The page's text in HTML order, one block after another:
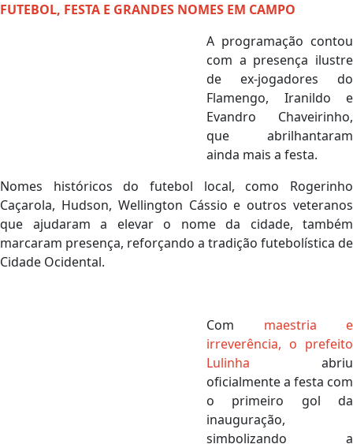
FUTEBOL, FESTA E GRANDES NOMES EM CAMPO
A programação contou
com a presença ilustre
de ex-jogadores do
Flamengo, Iranildo e
Evandro Chaveirinho,
que abrilhantaram
ainda mais a festa.
Nomes históricos do futebol local, como Rogerinho
Caçarola, Hudson, Wellington Cássio e outros veteranos
que ajudaram a elevar o nome da cidade, também
marcaram presença, reforçando a tradição futebolística de
Cidade Ocidental.
Com maestria e
irreverência, o prefeito
Lulinha abriu
oficialmente a festa com
o primeiro gol da
inauguração,
simbolizando a